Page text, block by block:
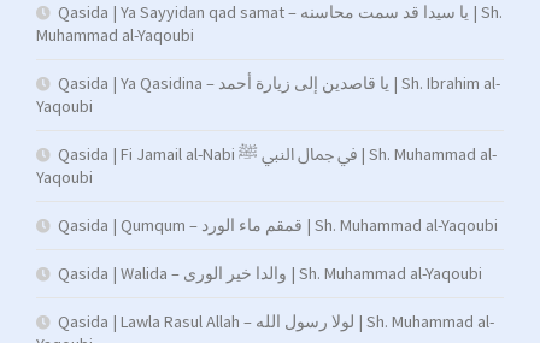
Qasida | Ya Sayyidan qad samat – يا سيدا قد سمت محاسنه | Sh.
Muhammad al-Yaqoubi
Qasida | Ya Qasidina – يا قاصدين إلى زيارة أحمد | Sh. Ibrahim al-
Yaqoubi
Qasida | Fi Jamail al-Nabi في جمال النبي ﷺ | Sh. Muhammad al-
Yaqoubi
Qasida | Qumqum – قمقم ماء الورد | Sh. Muhammad al-Yaqoubi
Qasida | Walida – والدا خير الورى | Sh. Muhammad al-Yaqoubi
Qasida | Lawla Rasul Allah – لولا رسول الله | Sh. Muhammad al-